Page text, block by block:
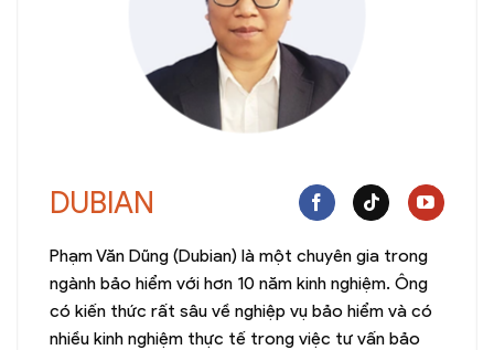
DUBIAN
Phạm Văn Dũng (Dubian) là một chuyên gia trong
ngành bảo hiểm với hơn 10 năm kinh nghiệm. Ông
có kiến thức rất sâu về nghiệp vụ bảo hiểm và có
nhiều kinh nghiệm thực tế trong việc tư vấn bảo